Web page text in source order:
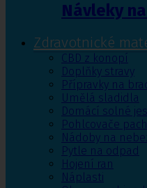
Návleky
Zdravotnické
CBD z konopí
Doplňky stravy
Přípravky na
Umělá sladidla
Domácí solné
Pohlcovače
Nádoby na
Pytle na odpad
Hojení ran
Náplasti